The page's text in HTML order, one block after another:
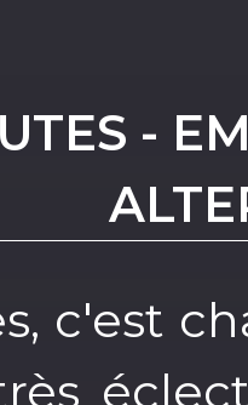
-
c'est